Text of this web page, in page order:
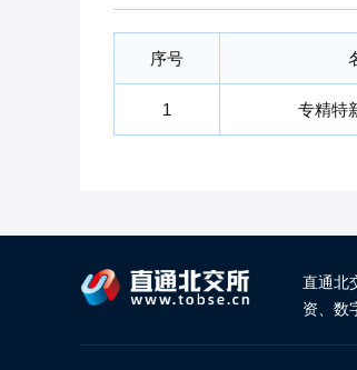
序号
1 专精特
直通北
资、数